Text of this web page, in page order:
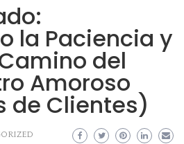
la Paciencia y
del
Amoroso
de Clientes)